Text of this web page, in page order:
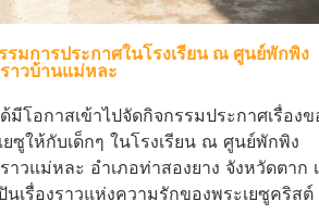
รมการประกาศในโรงเรียน ณ ศูนย์พักพิง
าวบ้านแม่หละ
ด้มีโอกาสเข้าไปจัดกิจกรรมประกาศเรื่องข
ยซูให้กับเด็กๆ ในโรงเรียน ณ ศูนย์พักพิง
าวแม่หละ อำเภอท่าสองยาง จังหวัดตาก
นเรื่องราวแห่งความรักของพระเยซูคริสต์